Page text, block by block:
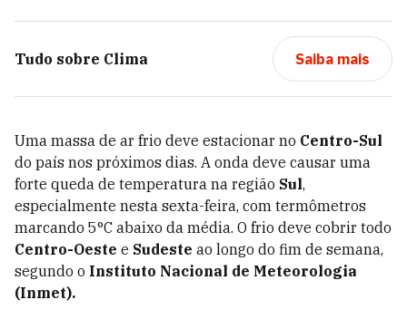
Tudo sobre Clima Saiba mais
Uma massa de ar frio deve estacionar no Centro-Sul
do país nos próximos dias. A onda deve causar uma
forte queda de temperatura na região Sul,
especialmente nesta sexta-feira, com termômetros
marcando 5°C abaixo da média. O frio deve cobrir todo
Centro-Oeste e Sudeste ao longo do fim de semana,
segundo o Instituto Nacional de Meteorologia
(Inmet).